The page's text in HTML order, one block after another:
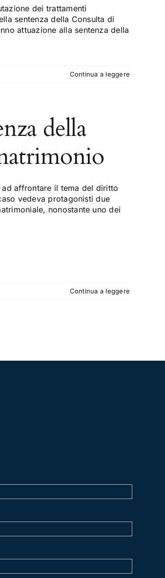
dei trattamenti
sentenza della Consulta di
attuazione alla sentenza della
Continua a leggere
della
ad affrontare il tema del diritto
vedeva protagonisti due
nonostante uno dei
Continua a leggere